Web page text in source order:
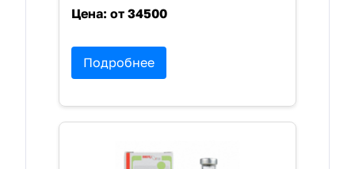
Цена: от 34500
Подробнее